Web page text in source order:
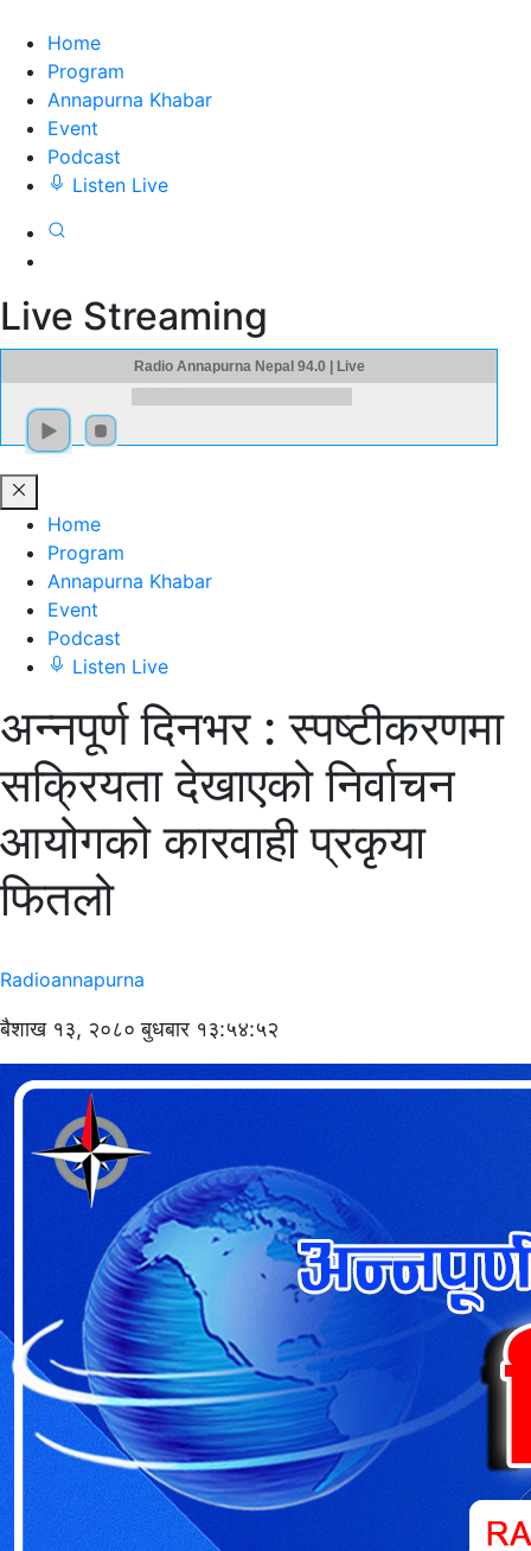
Home
Program
Annapurna Khabar
Event
Podcast
Listen Live
Live Streaming
Radio Annapurna Nepal 94.0 | Live
Home
Program
Annapurna Khabar
Event
Podcast
Listen Live
अन्नपूर्ण दिनभर : स्पष्टीकरणमा
सक्रियता देखाएको निर्वाचन
आयोगको कारवाही प्रकृया
फितलो
Radioannapurna
बैशाख १३, २०८० बुधबार १३:५४:५२